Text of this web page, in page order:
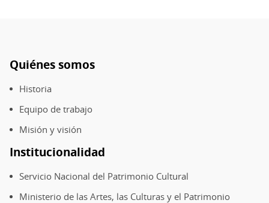
Pie
de
página
Quiénes somos
Historia
Equipo de trabajo
Misión y visión
Institucionalidad
Servicio Nacional del Patrimonio Cultural
Ministerio de las Artes, las Culturas y el Patrimonio